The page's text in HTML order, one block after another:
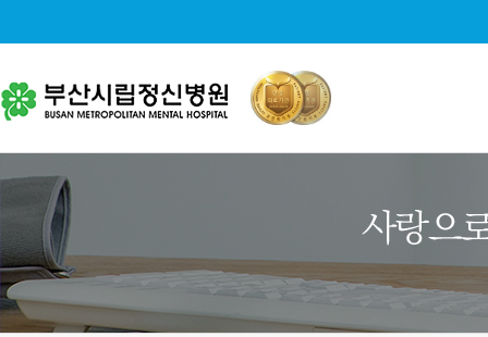
051-312-2288
평일 09:00 ~ 17:00
병원소개
병원장 인사말
미션 및 비전